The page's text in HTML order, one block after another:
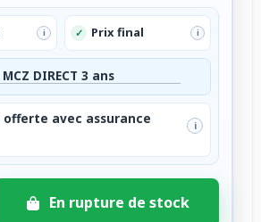
i ✓ Prix final i
DIRECT 3 ans
offerte avec assurance
i
En rupture de stock